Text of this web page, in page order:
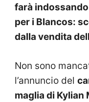
farà
per i Blancos:
dalla vendita
Non sono
l’annuncio del
maglia di Kylian